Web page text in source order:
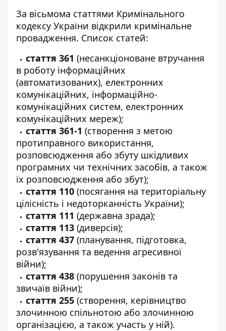
За вісьмома статтями Кримінального
кодексу України відкрили кримінальне
провадження. Список статей:
стаття 361 (несанкціоноване втручання
в роботу інформаційних
(автоматизованих), електронних
комунікаційних, інформаційно-
комунікаційних систем, електронних
комунікаційних мереж);
стаття 361-1 (створення з метою
протиправного використання,
розповсюдження або збуту шкідливих
програмних чи технічних засобів, а також
їх розповсюдження або збут);
стаття 110 (посягання на територіальну
цілісність і недоторканність України);
стаття 111 (державна зрада);
стаття 113 (диверсія);
стаття 437 (планування, підготовка,
розв'язування та ведення агресивної
війни);
стаття 438 (порушення законів та
звичаїв війни);
стаття 255 (створення, керівництво
злочинною спільнотою або злочинною
організацією, а також участь у ній).